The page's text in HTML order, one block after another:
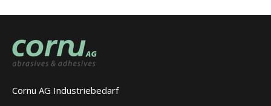
Cornu AG Industriebedarf